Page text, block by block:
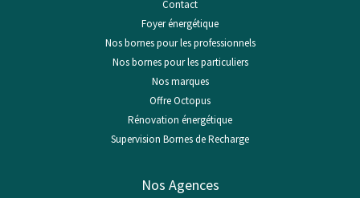
Contact
Foyer énergétique
Nos bornes pour les professionnels
Nos bornes pour les particuliers
Nos marques
Offre Octopus
Rénovation énergétique
Supervision Bornes de Recharge
Nos Agences